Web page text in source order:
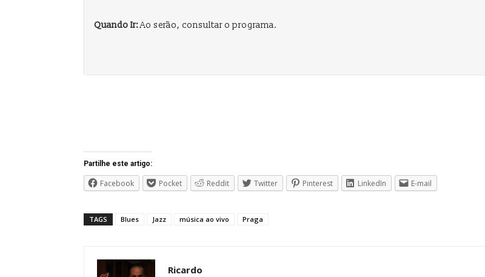
Quando Ir:Ao serão, consultar o programa.
Partilhe este artigo:
Facebook Pocket Reddit Twitter Pinterest LinkedIn E-mail
TAGS Blues Jazz música ao vivo Praga
Ricardo